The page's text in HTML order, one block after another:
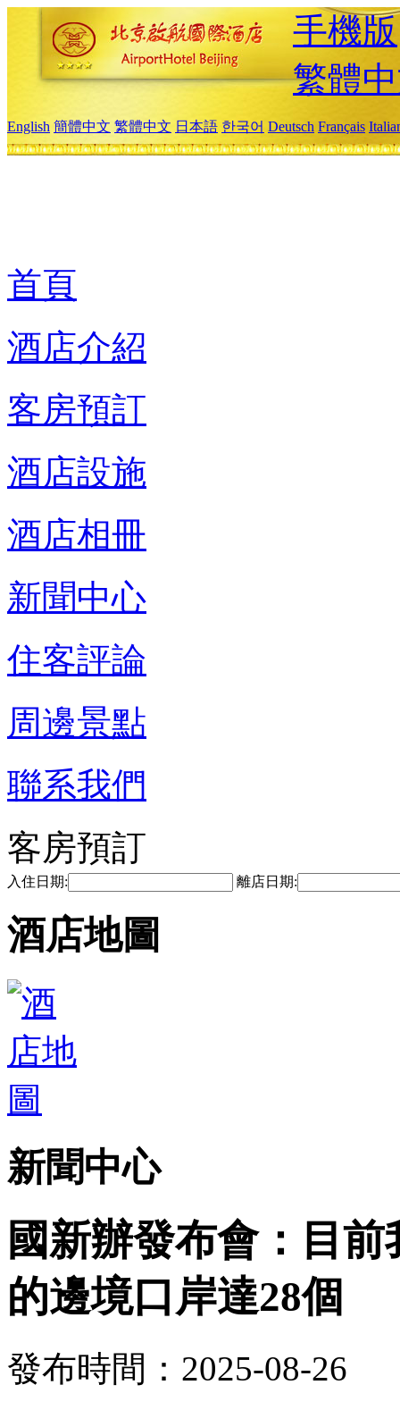
手機版
繁體
English 簡體中文 繁體中文 日本語 한국어 Deutsch Français
首頁
酒店介紹
客房預訂
酒店設施
酒店相冊
新聞中心
住客評論
周邊景點
聯系我們
客房預訂
入住日期: 離店日期:
酒店地圖
新聞中心
國新辦發布會：目
的邊境口岸達28個
發布時間：2025-08-26